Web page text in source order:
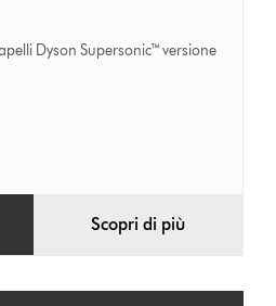
Dyson Supersonic™ versione
Scopri di più